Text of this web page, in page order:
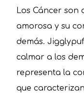
Los Cáncer son
amorosa y su
demás.
calmar a los
representa la
que